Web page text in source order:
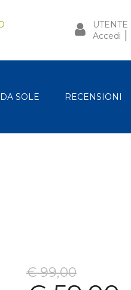
UTENTE
Accedi |
SOLE RECENSIONI
€ 99,00